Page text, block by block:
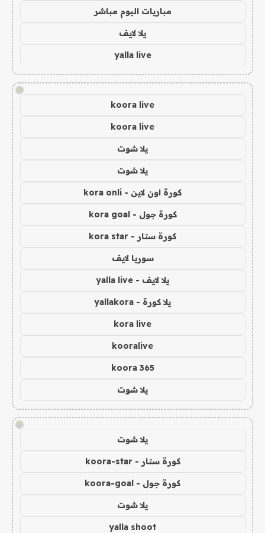
مباريات اليوم مباشر
يلا لايف
yalla live
!
koora live
koora live
يلا شوت
يلا شوت
كورة اون لاين - kora onli
كورة جول - kora goal
كورة ستار - kora star
سوريا لايف
يلا لايف - yalla live
يلا كورة - yallakora
kora live
kooralive
koora 365
يلا شوت
!
يلا شوت
كورة ستار - koora-star
كورة جول - koora-goal
يلا شوت
yalla shoot